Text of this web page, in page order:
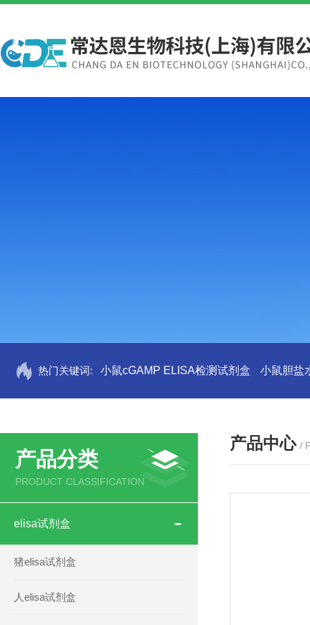
热门关键词: 小鼠cGAMP ELISA检测试剂盒 小鼠胆盐
产品分类
PRODUCT CLASSIFICATION
elisa试剂盒
猪elisa试剂盒
人elisa试剂盒
产品中心 /